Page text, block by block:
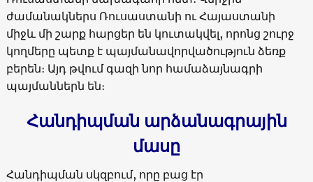
ժամանակներս Ռուսաստանի ու Հայաստանի
միջև մի շարք հարցեր են կուտակվել, որոնց շուրջ
կողմերը պետք է պայմանավորվածություն ձեռք
բերեն։ Այդ թվում գազի նոր համաձայնագրի
պայմաններն են։
Հանդիպման արձանագրային
մասը
Հանդիպման սկզբում, որը բաց էր